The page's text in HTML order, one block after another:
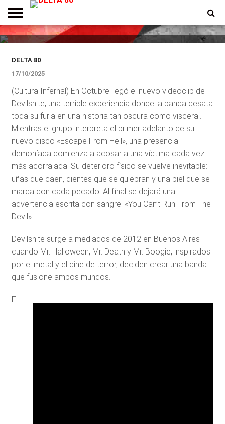
ENTREVISTAS
PREMIOS
PRODUCCIONES
PROGRAMACION
CONTACTO
HOMEPAGE
The Devil», el nuevo videoclip
de Devilsnite
DELTA 80
17/10/2025
(Cultura Infernal) En Octubre llegó el nuevo videoclip de
Devilsnite, una terrible experiencia donde la banda desata
toda su furia en una historia tan oscura como visceral.
Mientras el grupo interpreta el primer adelanto de su
nuevo disco «Escape From Hell», una presencia
demoníaca comienza a acosar a una víctima cada vez
más acorralada. Su deterioro físico se vuelve inevitable:
uñas que caen, dientes que se quiebran y una piel que se
marca con cada pecado. Al final se dejará una
advertencia escrita con sangre: «You Can’t Run From The
Devil».
Devilsnite surge a mediados de 2012 en Buenos Aires
cuando Mr. Halloween, Mr. Death y Mr. Boogie, inspirados
por el metal y el cine de terror, deciden crear una banda
que fusione ambos mundos.
El